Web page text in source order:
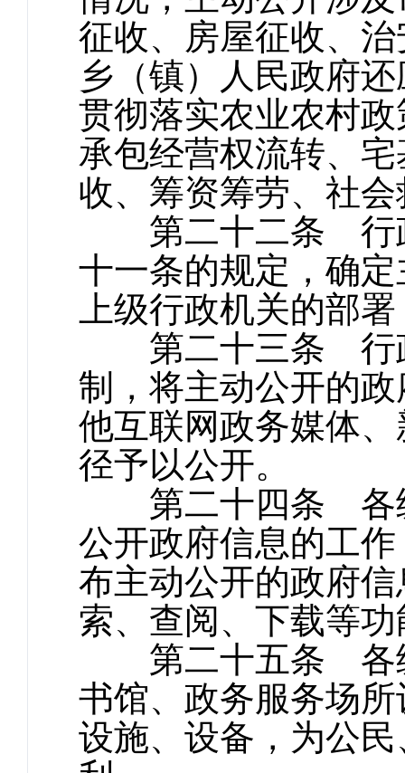
征收、房屋征收、
乡（镇）人民政府
贯彻落实农业农村
承包经营权流转、
收、筹资筹劳、社
第二十二条 行政
十一条的规定，确
上级行政机关的部
第二十三条 行政
制，将主动公开的
他互联网政务媒体
径予以公开。
第二十四条 各级
公开政府信息的工
布主动公开的政府
索、查阅、下载等
第二十五条 各级
书馆、政务服务场
设施、设备，为公